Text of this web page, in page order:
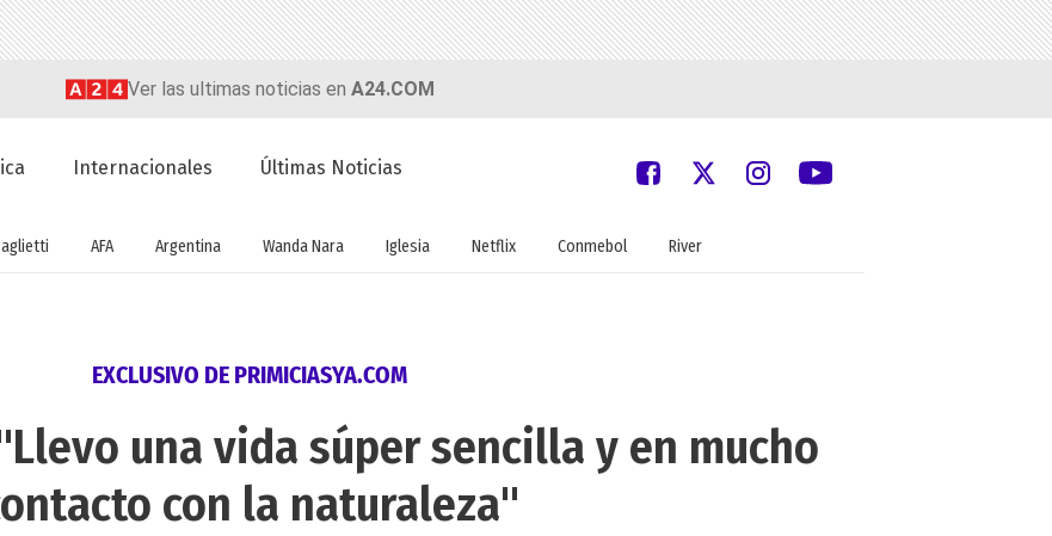
Ver las ultimas noticias en A24.COM
Internacionales Últimas Noticias
AFA Argentina Wanda Nara Iglesia Netflix Conmebol River
EXCLUSIVO DE PRIMICIASYA.COM
una vida súper sencilla y en mucho
con la naturaleza"